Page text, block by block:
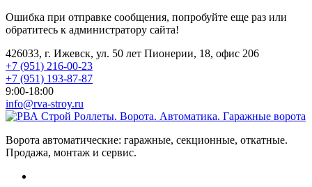
Ошибка при отправке сообщения, попробуйте еще раз или
обратитесь к администратору сайта!
426033, г. Ижевск, ул. 50 лет Пионерии, 18, офис 206
+7 (951) 216-00-23
+7 (951) 193-87-87
9:00-18:00
info@rva-stroy.ru
Роллеты. Ворота. Автоматика. Гаражные ворота
Ворота автоматические: гаражные, секционные, откатные.
Продажа, монтаж и сервис.